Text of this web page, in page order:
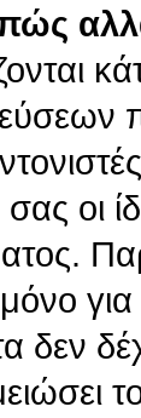
πώς
οι